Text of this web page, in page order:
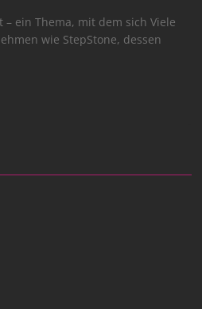
– ein Thema, mit dem sich Viele
wie StepStone, dessen